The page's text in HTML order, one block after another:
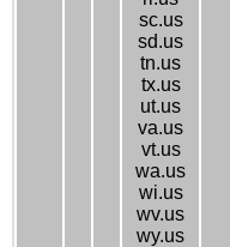
sc.us
sd.us
tn.us
tx.us
ut.us
va.us
vt.us
wa.us
wi.us
wv.us
wy.us